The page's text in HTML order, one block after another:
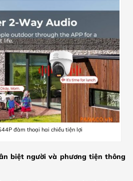
đàm thoại hai chiều tiện lợi
biệt người và phương tiện thông